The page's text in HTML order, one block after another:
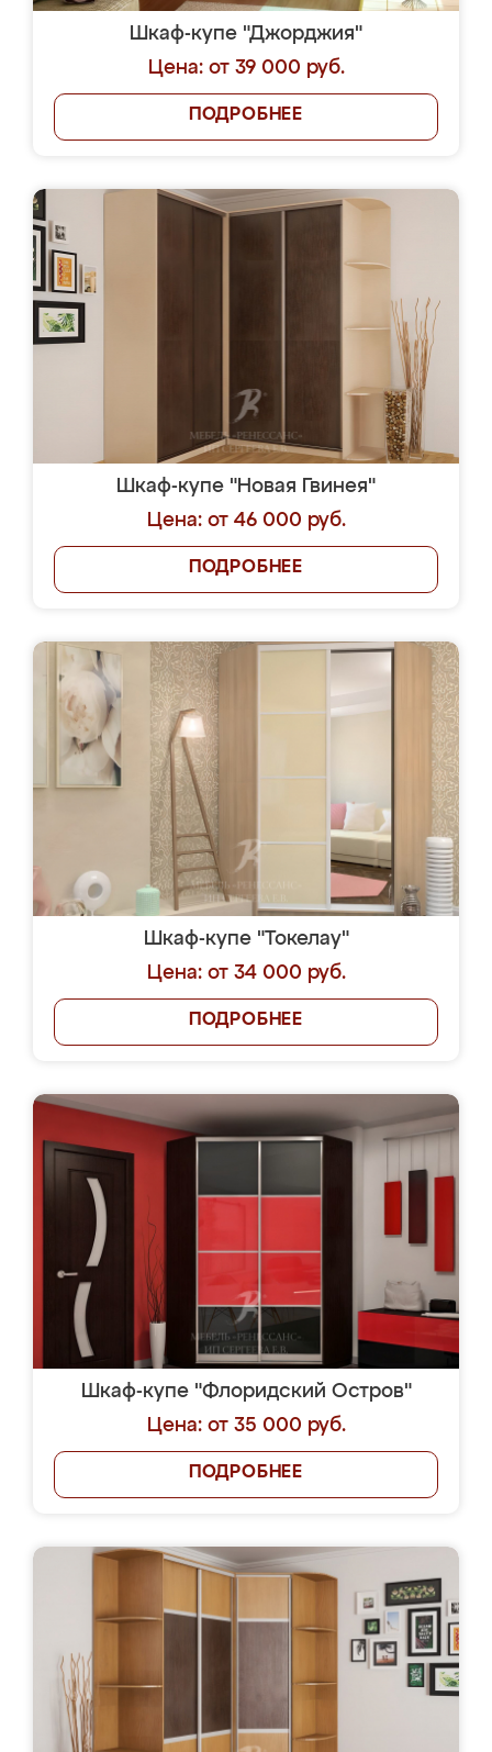
Шкаф-купе "Джорджия"
Цена: от 39 000 руб.
ПОДРОБНЕЕ
Шкаф-купе "Новая Гвинея"
Цена: от 46 000 руб.
ПОДРОБНЕЕ
Шкаф-купе "Токелау"
Цена: от 34 000 руб.
ПОДРОБНЕЕ
Шкаф-купе "Флоридский Остров"
Цена: от 35 000 руб.
ПОДРОБНЕЕ